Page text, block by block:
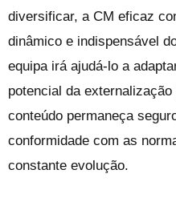
diversificar, a CM eficaz
dinâmico e indispensável
equipa irá ajudá-lo a
potencial da
conteúdo permaneça
conformidade com as
constante evolução.